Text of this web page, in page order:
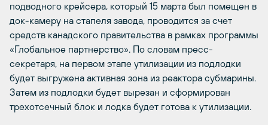
подводного крейсера, который 15 марта был помещен в
док-камеру на стапеля завода, проводится за счет
средств канадского правительства в рамках программы
«Глобальное партнерство». По словам пресс-
секретаря, на первом этапе утилизации из подлодки
будет выгружена активная зона из реактора субмарины.
Затем из подлодки будет вырезан и сформирован
трехотсечный блок и лодка будет готова к утилизации.